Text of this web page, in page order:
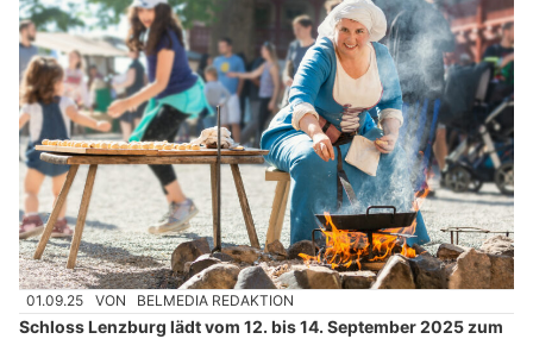
01.09.25 VON BELMEDIA REDAKTION
Schloss Lenzburg lädt vom 12. bis 14. September 2025 zum